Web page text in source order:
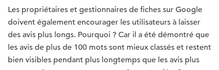
Les propriétaires et gestionnaires de fiches sur Google
doivent également encourager les utilisateurs à laisser
des avis plus longs. Pourquoi ? Car il a été démontré que
les avis de plus de 100 mots sont mieux classés et restent
bien visibles pendant plus longtemps que les avis plus